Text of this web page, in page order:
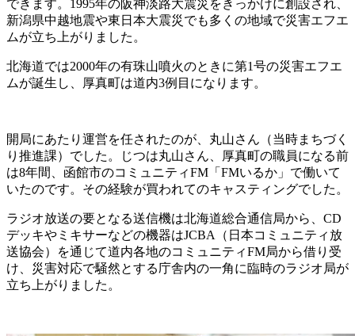
できます。1995年の阪神淡路大震災をきっかけに創設され、
新潟県中越地震や東日本大震災でも多くの地域で災害エフエ
ムが立ち上がりました。
北海道では2000年の有珠山噴火のときに第1号の災害エフエ
ムが誕生し、厚真町は道内3例目になります。
開局にあたり運営を任されたのが、丸山さん（当時まちづく
り推進課）でした。じつは丸山さん、厚真町の職員になる前
は8年間、函館市のコミュニティFM「FMいるか」で働いて
いたのです。その経験が買われてのキャスティングでした。
ラジオ放送の要となる送信機は北海道総合通信局から、CD
デッキやミキサーなどの機器はJCBA（日本コミュニティ放
送協会）を通じて道内各地のコミュニティFM局から借り受
け、災害対応で騒然とする庁舎内の一角に臨時のラジオ局が
立ち上がりました。